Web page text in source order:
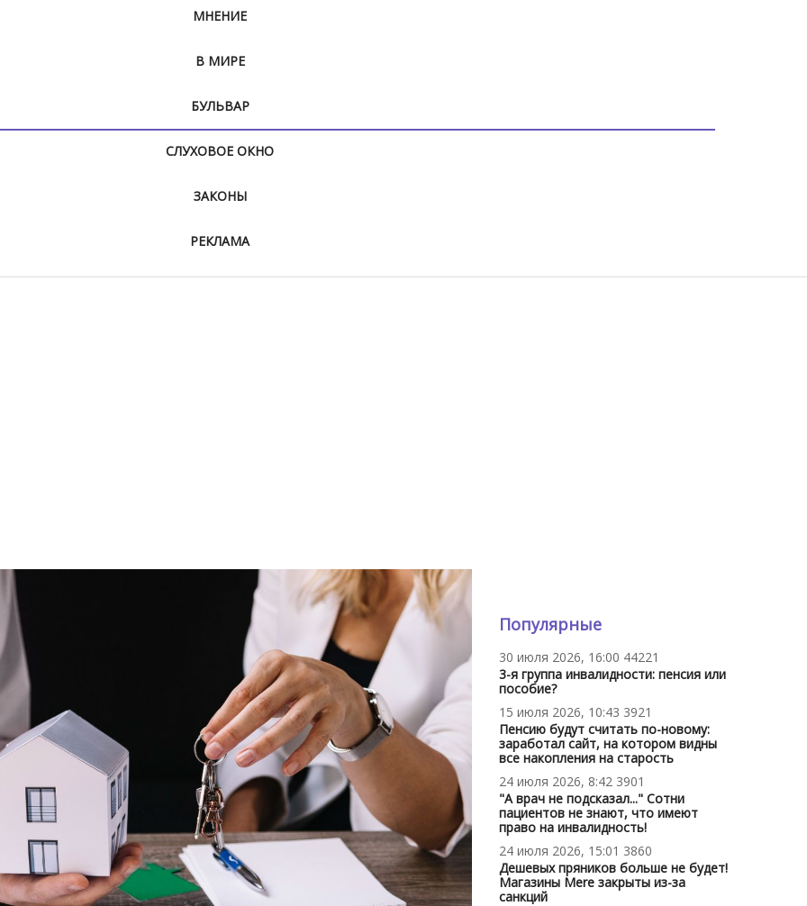
МНЕНИЕ
В МИРЕ
БУЛЬВАР
СЛУХОВОЕ ОКНО
ЗАКОНЫ
РЕКЛАМА
Популярные
30 июля 2026, 16:00 44221
3-я группа инвалидности: пенсия или
пособие?
15 июля 2026, 10:43 3921
Пенсию будут считать по-новому:
заработал сайт, на котором видны
все накопления на старость
24 июля 2026, 8:42 3901
"А врач не подсказал..." Сотни
пациентов не знают, что имеют
право на инвалидность!
24 июля 2026, 15:01 3860
Дешевых пряников больше не будет!
Магазины Mere закрыты из-за
санкций